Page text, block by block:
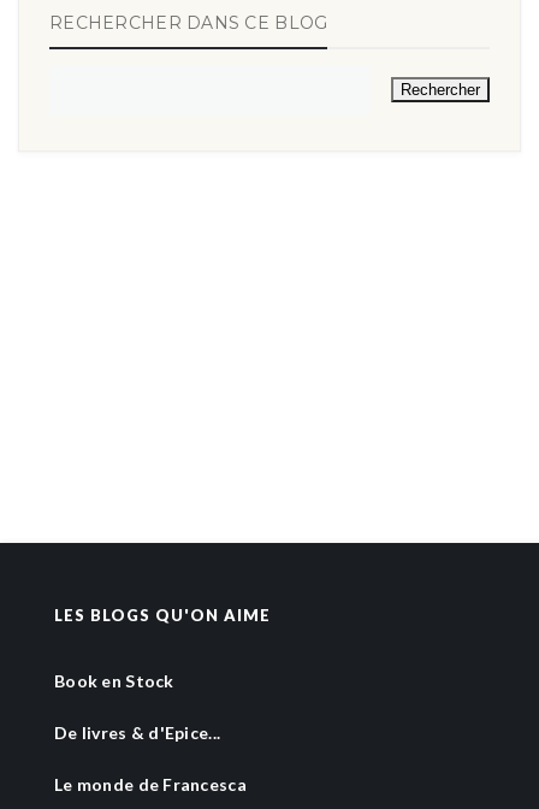
RECHERCHER DANS CE BLOG
LES BLOGS QU'ON AIME
Book en Stock
De livres & d'Epice...
Le monde de Francesca